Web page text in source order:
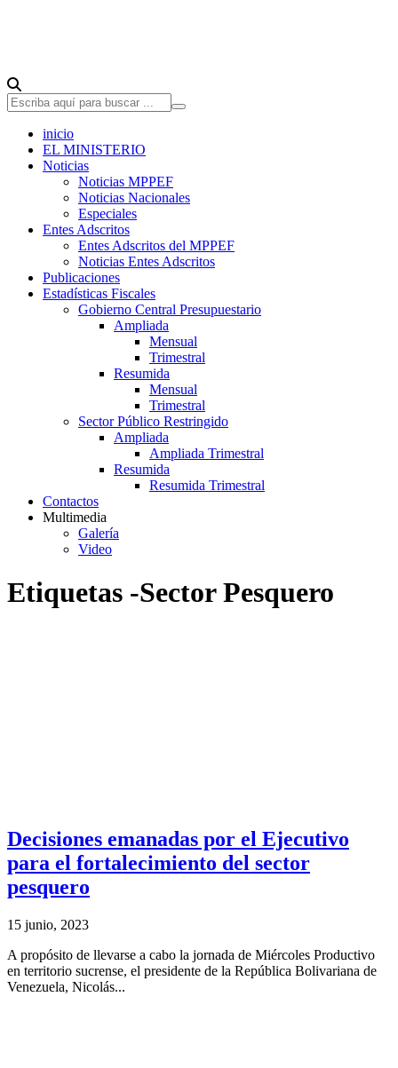
inicio
EL MINISTERIO
Noticias
Noticias MPPEF
Noticias Nacionales
Especiales
Entes Adscritos
Entes Adscritos del MPPEF
Noticias Entes Adscritos
Publicaciones
Estadísticas Fiscales
Gobierno Central Presupuestario
Ampliada
Mensual
Trimestral
Resumida
Mensual
Trimestral
Sector Público Restringido
Ampliada
Ampliada Trimestral
Resumida
Resumida Trimestral
Contactos
Multimedia
Galería
Video
Etiquetas -Sector Pesquero
Decisiones emanadas por el Ejecutivo
para el fortalecimiento del sector
pesquero
15 junio, 2023
A propósito de llevarse a cabo la jornada de Miércoles Productivo
en territorio sucrense, el presidente de la República Bolivariana de
Venezuela, Nicolás...